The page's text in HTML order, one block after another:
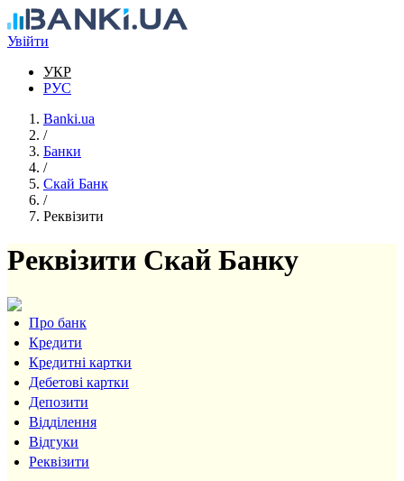
Перейти до основного вмісту
Увійти
УКР
РУС
Banki.ua
/
Банки
/
Скай Банк
/
Реквізити
Реквізити Скай Банку
Про банк
Кредити
Кредитні картки
Дебетові картки
Депозити
Відділення
Відгуки
Реквізити